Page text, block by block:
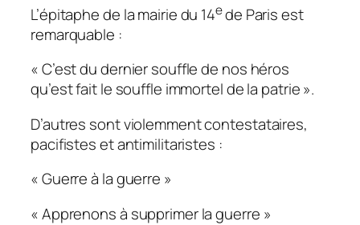
L’épitaphe de la mairie du 14ede Paris est
remarquable :
« C’est du dernier souffle de nos héros
qu’est fait le souffle immortel de la patrie ».
D’autres sont violemment contestataires,
pacifistes et antimilitaristes :
« Guerre à la guerre »
« Apprenons à supprimer la guerre »